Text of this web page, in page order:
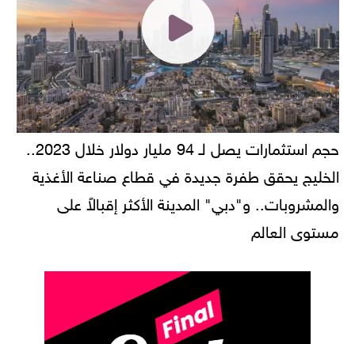
حجم استثمارات يصل لـ 94 مليار دولار خلال 2023..
الخليج يحقق طفرة جديدة في قطاع صناعة الأغذية
والمشروبات.. و"دبي" المدينة الأكثر إقبالاً على
مستوى العالم